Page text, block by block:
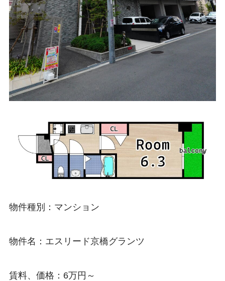
物件種別：マンション
物件名：エスリード京橋グランツ
賃料、価格：6万円～